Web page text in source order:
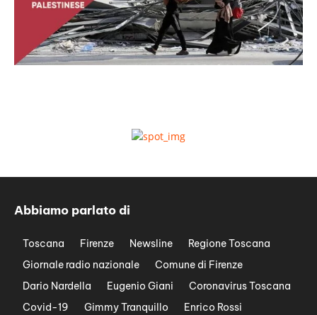
Abbiamo parlato di
Toscana Firenze Newsline
Regione Toscana
Giornale radio nazionale
Comune di Firenze
Dario Nardella
Eugenio Giani
Coronavirus Toscana
Covid-19
Gimmy Tranquillo
Enrico Rossi